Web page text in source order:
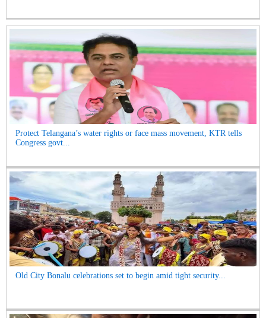
Protect Telangana’s water rights or face mass movement, KTR tells
Congress govt...
Old City Bonalu celebrations set to begin amid tight security...